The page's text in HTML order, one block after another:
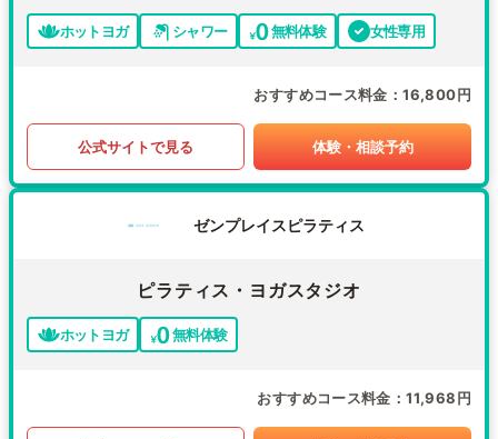
ホットヨガ シャワー 無料体験 女性専用
おすすめコース料金 16,800円
公式サイトで見る 体験・相談予約
ゼンプレイスピラティス
ピラティス・ヨガスタジオ
ホットヨガ 無料体験
おすすめコース料金 11,968円